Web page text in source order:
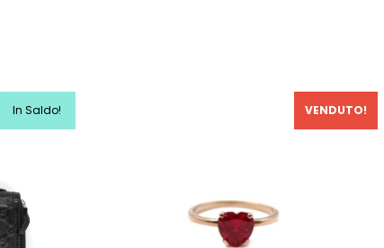
In Saldo! VENDUTO!